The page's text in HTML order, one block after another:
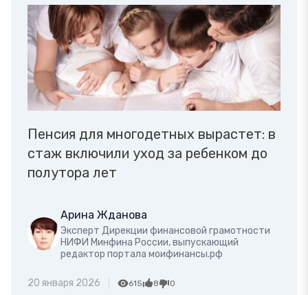
Пенсия для многодетных вырастет: в
стаж включили уход за ребенком до
полутора лет
Арина Жданова
Эксперт Дирекции финансовой грамотности
НИФИ Минфина России, выпускающий
редактор портала моифинансы.рф
20 января 2026 615 8 0